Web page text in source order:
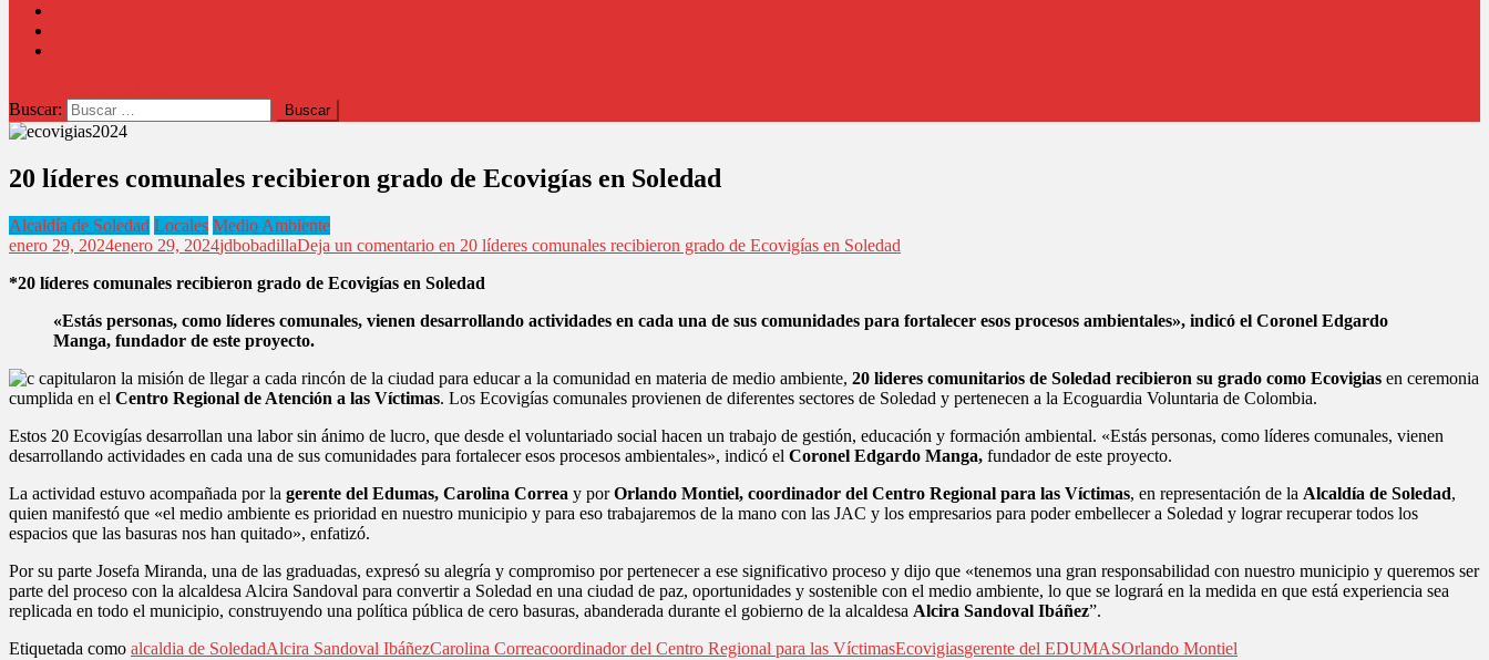
Buscar:
20 líderes comunales recibieron grado de Ecovigías en Soledad
Alcaldía de Soledad Locales Medio Ambiente
enero 29, 2024enero 29, 2024jdbobadillaDeja un comentario en 20 líderes comunales recibieron grado de Ecovigías en Soledad
*20 líderes comunales recibieron grado de Ecovigías en Soledad
«Estás personas, como líderes comunales, vienen desarrollando actividades en cada una de sus comunidades para fortalecer esos procesos ambientales», indicó el Coronel Edgardo
Manga, fundador de este proyecto.
on la misión de llegar a cada rincón de la ciudad para educar a la comunidad en materia de medio ambiente, 20 lideres comunitarios de Soledad recibieron su grado como Ecovigias en ceremonia
cumplida en el Centro Regional de Atención a las Víctimas. Los Ecovigías comunales provienen de diferentes sectores de Soledad y pertenecen a la Ecoguardia Voluntaria de Colombia.
Estos 20 Ecovigías desarrollan una labor sin ánimo de lucro, que desde el voluntariado social hacen un trabajo de gestión, educación y formación ambiental. «Estás personas, como líderes comunales, vienen
desarrollando actividades en cada una de sus comunidades para fortalecer esos procesos ambientales», indicó el Coronel Edgardo Manga, fundador de este proyecto.
La actividad estuvo acompañada por la gerente del Edumas, Carolina Correa y porOrlando Montiel, coordinador del Centro Regional para las Víctimas, en representación de la Alcaldía de Soledad,
quien manifestó que «el medio ambiente es prioridad en nuestro municipio y para eso trabajaremos de la mano con las JAC y los empresarios para poder embellecer a Soledad y lograr recuperar todos los
espacios que las basuras nos han quitado», enfatizó.
Por su parte Josefa Miranda, una de las graduadas, expresó su alegría y compromiso por pertenecer a ese significativo proceso y dijo que «tenemos una gran responsabilidad con nuestro municipio y queremos ser
parte del proceso con la alcaldesa Alcira Sandoval para convertir a Soledad en una ciudad de paz, oportunidades y sostenible con el medio ambiente, lo que se logrará en la medida en que está experiencia sea
replicada en todo el municipio, construyendo una política pública de cero basuras, abanderada durante el gobierno de la alcaldesa Alcira Sandoval Ibáñez”.
Etiquetada como alcaldia de SoledadAlcira Sandoval IbáñezCarolina Correacoordinador del Centro Regional para las VíctimasEcovigiasgerente del EDUMASOrlando Montiel